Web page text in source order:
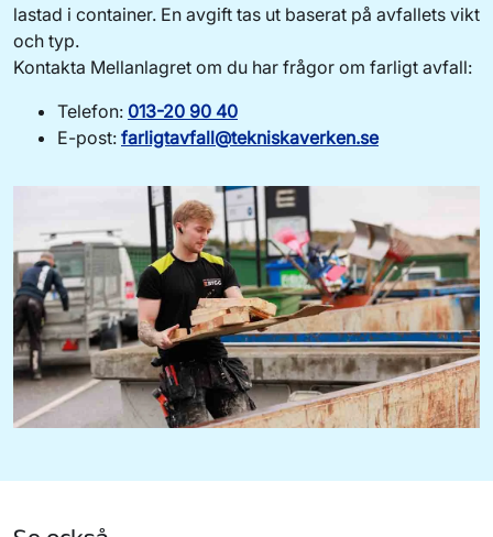
lastad i container. En avgift tas ut baserat på avfallets vikt
och typ.
Kontakta Mellanlagret om du har frågor om farligt avfall:
Telefon: 013-20 90 40
E-post: farligtavfall@tekniskaverken.se